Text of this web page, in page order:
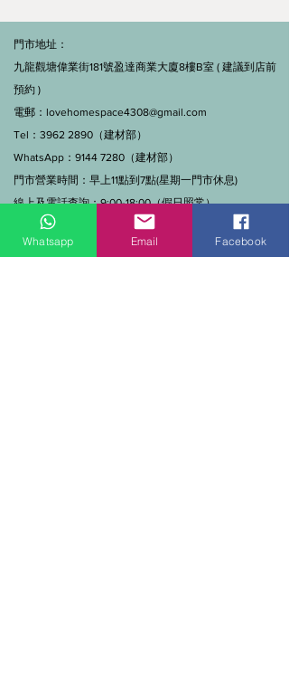
門市地址：
九龍觀塘偉業街181號盈達商業大廈8樓B室 ( 建議到店前
預約 )
電郵： lovehomespace4308@gmail.com
Tel：3962 2890（建材部）
WhatsApp：9144 7280（建材部）
門市營業時間：早上11點到7點(星期一門市休息)
線上及電話查詢：9:00-18:00（假日照常）。
Whatsapp Email Facebook